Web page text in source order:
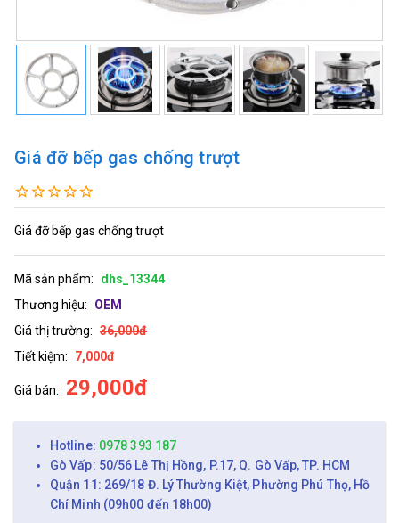
Giá đỡ bếp gas chống trượt
Giá đỡ bếp gas chống trượt
Mã sản phẩm:
dhs_13344
Thương hiệu:
OEM
Giá thị trường: 36,000đ
Tiết kiệm:
7,000đ
Giá bán: 29,000đ
Hotline: 0978 393 187
Gò Vấp: 50/56 Lê Thị Hồng, P.17, Q. Gò Vấp, TP. HCM
Quận 11: 269/18 Đ. Lý Thường Kiệt, Phường Phú Thọ, Hồ
Chí Minh (09h00 đến 18h00)